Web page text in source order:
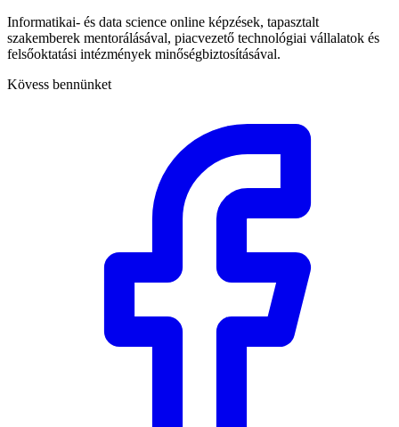
Informatikai- és data science online képzések, tapasztalt
szakemberek mentorálásával, piacvezető technológiai vállalatok és
felsőoktatási intézmények minőségbiztosításával.
Kövess bennünket